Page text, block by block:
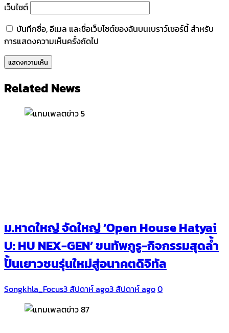
เว็บไซต์
บันทึกชื่อ, อีเมล และชื่อเว็บไซต์ของฉันบนเบราว์เซอร์นี้ สำหรับ
การแสดงความเห็นครั้งถัดไป
Related News
ม.หาดใหญ่ จัดใหญ่ ‘Open House Hatyai
U: HU NEX-GEN’ ขนทัพกูรู-กิจกรรมสุดล้ำ
ปั้นเยาวชนรุ่นใหม่สู่อนาคตดิจิทัล
Songkhla_Focus3 สัปดาห์ ago3 สัปดาห์ ago0